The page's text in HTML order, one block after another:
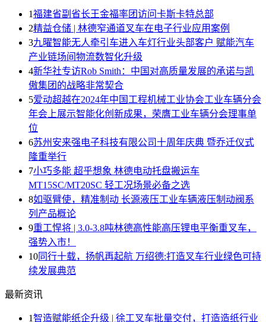
1福建省副省长王金福率团访问卡斯卡特总部
2精益仓储 | 林德窄通道叉车在电子行业应用案例
3九曜智能无人牵引车进入车灯行业头部客户 赋能汽车
产业链场间物流数智化升级
4新华社专访Rob Smith：中国对高质量发展的承诺与凯
傲集团的战略非常契合
5爱动超越在2024年中国工程机械工业协会工业车辆分会
年会上展示智能化创新成果，荣膺工业车辆分会理事单
位
6苏州安来强电子科技有限公司十周年庆典 暨乔迁仪式
隆重举行
7小巧多能 超乎想象 林德电动托盘搬运车
MT15SC/MT20SC 轻工况场景必备之选
8如驱臂使，精准制动 长源液压工业车辆液压制动阀系
列产品概论
9重工悍将 | 3.0-3.8吨林德高性能高压锂电平衡重叉车，
强势入市！
10同行十载，扬帆再起航 万绍德:打造叉车行业绿色可持
续发展典范
最新资讯
1智造赋能纸企升级 | 徐工叉车批量交付，打造造纸行业